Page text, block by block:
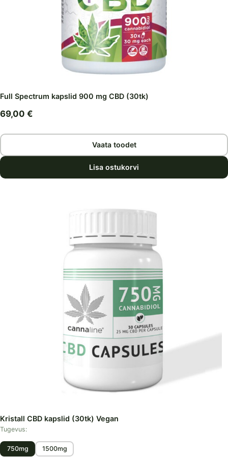
Full Spectrum kapslid 900 mg CBD (30tk)
69,00 €
Vaata toodet
Lisa ostukorvi
Kristall CBD kapslid (30tk) Vegan
Tugevus:
750mg 1500mg